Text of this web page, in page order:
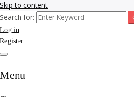
Skip to content
รับจ้างโพสขายบ้
ติดAI SEO กับบ
รับจ้างทำโฆษณ
รับจ้างโพสขายบ้าน ที่ดิน ไม่มีค่านายหน้า กับ
แรก บริการโพสต์ โปรโมท รับจ้างทำโฆษณา
สอสังหา ติดหน้าแรกกูเกิ้ล ทีมงาน บริํษัทใหญ่
Search for:
Log in
Register
Menu